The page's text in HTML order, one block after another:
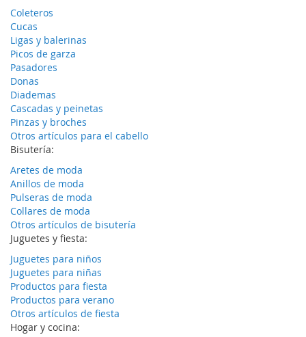
Coleteros
Cucas
Ligas y balerinas
Picos de garza
Pasadores
Donas
Diademas
Cascadas y peinetas
Pinzas y broches
Otros artículos para el cabello
Bisutería:
Aretes de moda
Anillos de moda
Pulseras de moda
Collares de moda
Otros artículos de bisutería
Juguetes y fiesta:
Juguetes para niños
Juguetes para niñas
Productos para fiesta
Productos para verano
Otros artículos de fiesta
Hogar y cocina: